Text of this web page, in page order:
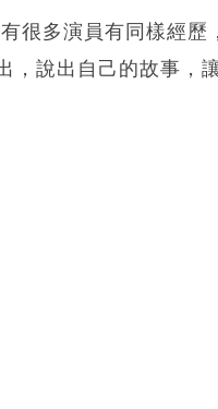
很多演員有同樣經歷
，說出自己的故事，